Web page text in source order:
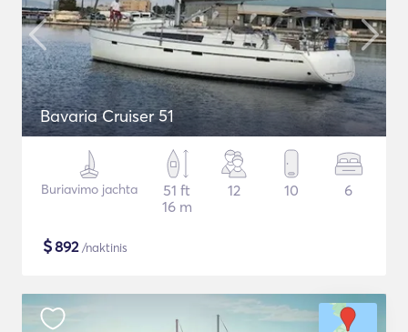
Bavaria Cruiser 51
Buriavimo jachta
51 ft
16 m
12 10 6
$892/naktinis